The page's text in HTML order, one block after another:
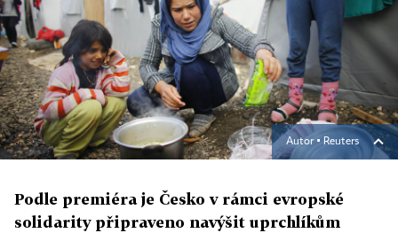
Autor ▪ Reuters
Podle premiéra je Česko v rámci evropské
solidarity připraveno navýšit uprchlíkům